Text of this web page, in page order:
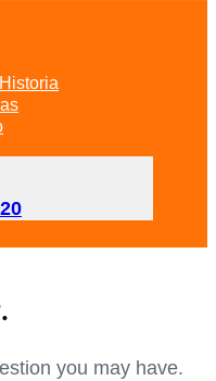
you may have.